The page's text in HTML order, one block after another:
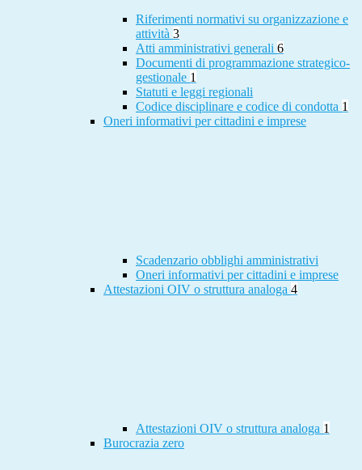
Riferimenti normativi su organizzazione e
attività 3
Atti amministrativi generali 6
Documenti di programmazione strategico-
gestionale 1
Statuti e leggi regionali
Codice disciplinare e codice di condotta 1
Oneri informativi per cittadini e imprese
Scadenzario obblighi amministrativi
Oneri informativi per cittadini e imprese
Attestazioni OIV o struttura analoga 4
Attestazioni OIV o struttura analoga 1
Burocrazia zero